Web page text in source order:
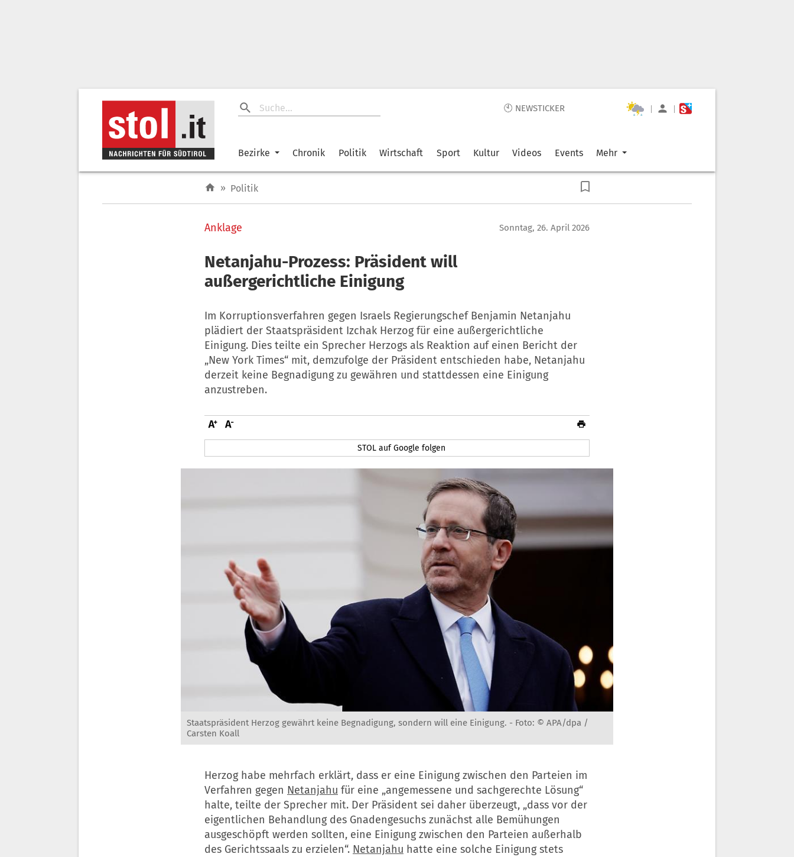
🕙 NEWSTICKER | |
Bezirke Chronik Politik Wirtschaft Sport Kultur Videos Events Mehr
» Politik
Anklage Sonntag, 26. April 2026
Netanjahu-Prozess: Präsident will
außergerichtliche Einigung
Im Korruptionsverfahren gegen Israels Regierungschef Benjamin Netanjahu
plädiert der Staatspräsident Izchak Herzog für eine außergerichtliche
Einigung. Dies teilte ein Sprecher Herzogs als Reaktion auf einen Bericht der
„New York Times“ mit, demzufolge der Präsident entschieden habe, Netanjahu
derzeit keine Begnadigung zu gewähren und stattdessen eine Einigung
anzustreben.
STOL auf Google folgen
Staatspräsident Herzog gewährt keine Begnadigung, sondern will eine Einigung. - Foto: © APA/dpa /
Carsten Koall
Herzog habe mehrfach erklärt, dass er eine Einigung zwischen den Parteien im
Verfahren gegen Netanjahu für eine „angemessene und sachgerechte Lösung“
halte, teilte der Sprecher mit. Der Präsident sei daher überzeugt, „dass vor der
eigentlichen Behandlung des Gnadengesuchs zunächst alle Bemühungen
ausgeschöpft werden sollten, eine Einigung zwischen den Parteien außerhalb
des Gerichtssaals zu erzielen“. Netanjahu hatte eine solche Einigung stets